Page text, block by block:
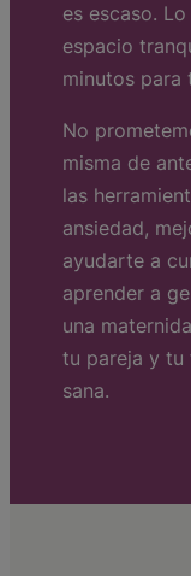
es escaso.
espacio
minutos para
No
misma de
las
ansiedad,
ayudarte a
aprender a
una
tu pareja y tu
sana.